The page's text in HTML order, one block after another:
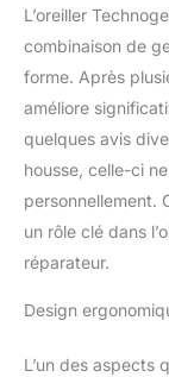
L’oreiller
combinaison de
forme. Après
améliore
quelques avis
housse, celle-ci
personnellement.
un rôle clé dans
réparateur.
Design
L’un des aspects